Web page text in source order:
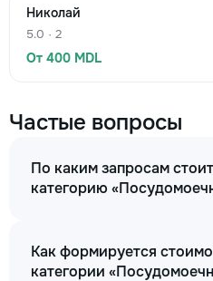
Николай
5.0 · 2
От 400 MDL
Частые вопросы
По каким запросам
категорию
Как формируется
категории